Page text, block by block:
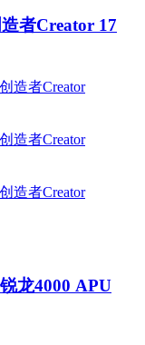
者Creator 17
龙4000 APU